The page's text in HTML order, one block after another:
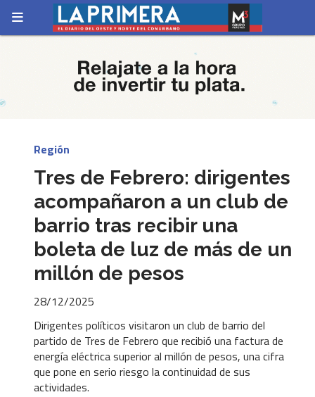
Tres de Febrero: dirigentes
acompañaron a un club de
barrio tras recibir una
boleta de luz de más de un
millón de pesos
Dirigentes políticos visitaron un club de barrio del
partido de Tres de Febrero que recibió una factura de
energía eléctrica superior al millón de pesos, una cifra
que pone en serio riesgo la continuidad de sus
actividades.
Región
28/12/2025